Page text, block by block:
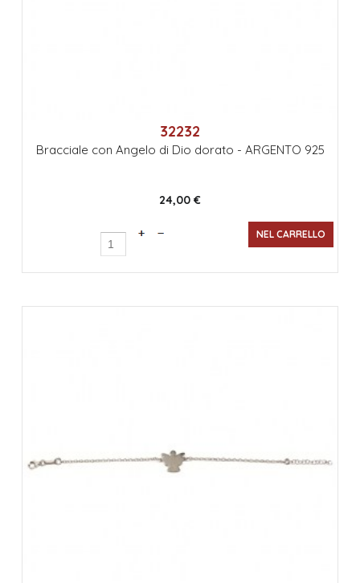
32232
Bracciale con Angelo di Dio dorato - ARGENTO 925
24,00 €